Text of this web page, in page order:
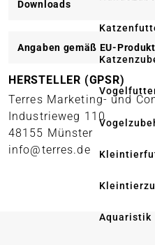
Aquaristik
Downloads
Angaben gemäß EU-
HERSTELLER (GPSR)
Terres Marketing- und
Industrieweg 110
48155 Münster
info@terres.de